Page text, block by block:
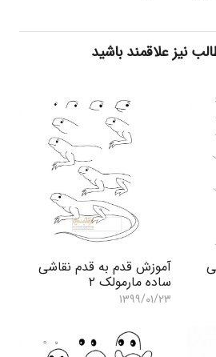
نیز علاقمند باشید
آموزش قدم به قدم نقاشی
ساده مارمولک ۲
۱۳۹۹/۰۱/۲۳